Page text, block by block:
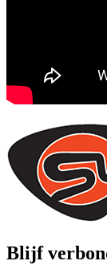
Blijf